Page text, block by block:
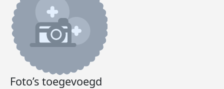
Foto’s toegevoegd